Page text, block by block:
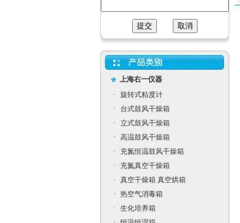
上海右一仪器
·
旋转式粘度计
·
台式鼓风干燥箱
·
立式鼓风干燥箱
·
高温鼓风干燥箱
·
充氮恒温鼓风干燥箱
·
充氮真空干燥箱
·
真空干燥箱 真空烘箱
·
热空气消毒箱
·
生化培养箱